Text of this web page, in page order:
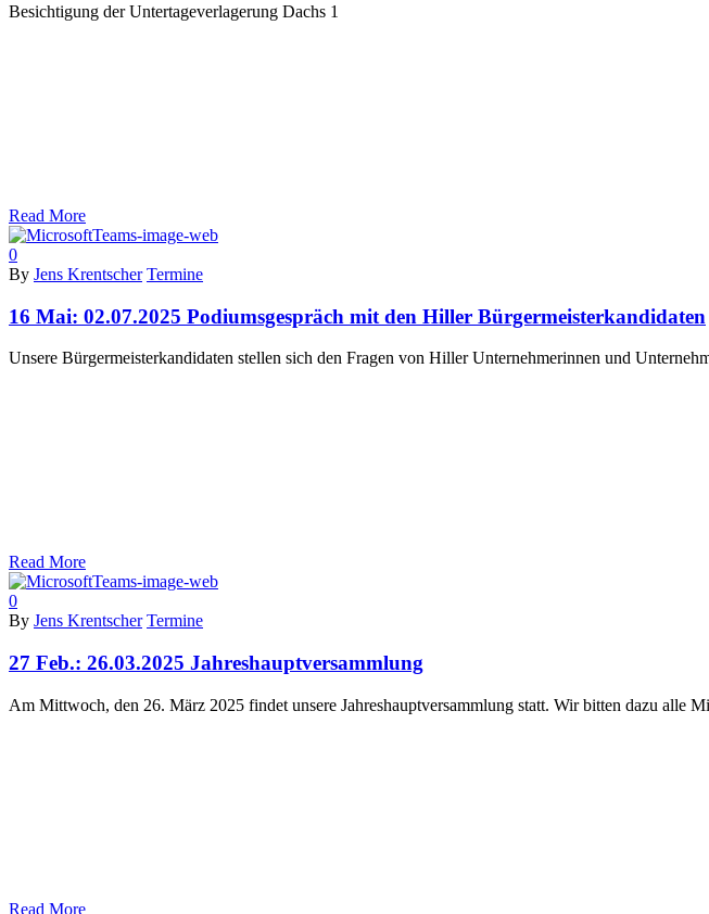
Besichtigung der Untertageverlagerung Dachs 1
Read More
0
By Jens Krentscher Termine
16 Mai: 02.07.2025 Podiumsgespräch mit den Hiller Bürgermeisterkandidaten
Unsere Bürgermeisterkandidaten stellen sich den Fragen von Hiller Unternehmerinnen und
Read More
0
By Jens Krentscher Termine
27 Feb.: 26.03.2025 Jahreshauptversammlung
Am Mittwoch, den 26. März 2025 findet unsere Jahreshauptversammlung statt. Wir bitten dazu alle
Read More